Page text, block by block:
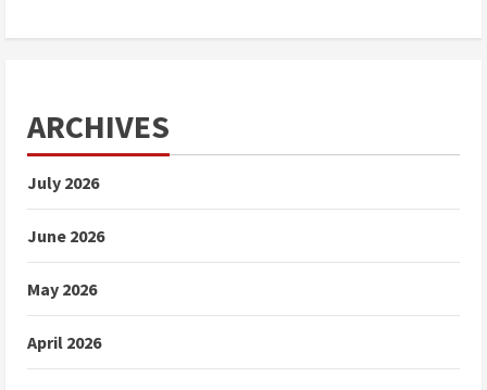
ARCHIVES
July 2026
June 2026
May 2026
April 2026